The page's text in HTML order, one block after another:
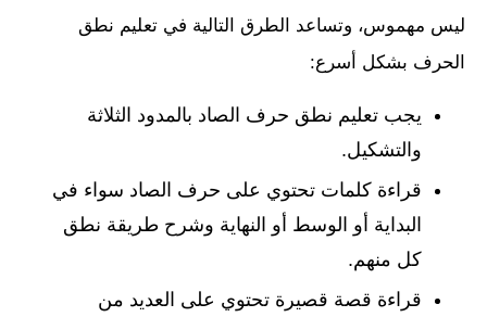
ليس مهموس، وتساعد الطرق التالية في تعليم نطق
الحرف بشكل أسرع:
يجب تعليم نطق حرف الصاد بالمدود الثلاثة
والتشكيل.
قراءة كلمات تحتوي على حرف الصاد سواء في
البداية أو الوسط أو النهاية وشرح طريقة نطق
كل منهم.
قراءة قصة قصيرة تحتوي على العديد من